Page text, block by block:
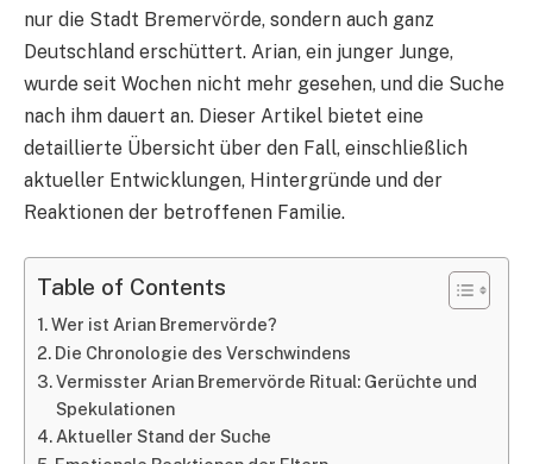
nur die Stadt Bremervörde, sondern auch ganz
Deutschland erschüttert. Arian, ein junger Junge,
wurde seit Wochen nicht mehr gesehen, und die Suche
nach ihm dauert an. Dieser Artikel bietet eine
detaillierte Übersicht über den Fall, einschließlich
aktueller Entwicklungen, Hintergründe und der
Reaktionen der betroffenen Familie.
Table of Contents
Wer ist Arian Bremervörde?
Die Chronologie des Verschwindens
Vermisster Arian Bremervörde Ritual: Gerüchte und
Spekulationen
Aktueller Stand der Suche